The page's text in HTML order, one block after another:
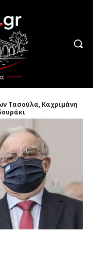
Τασούλα, Καχριμάνη